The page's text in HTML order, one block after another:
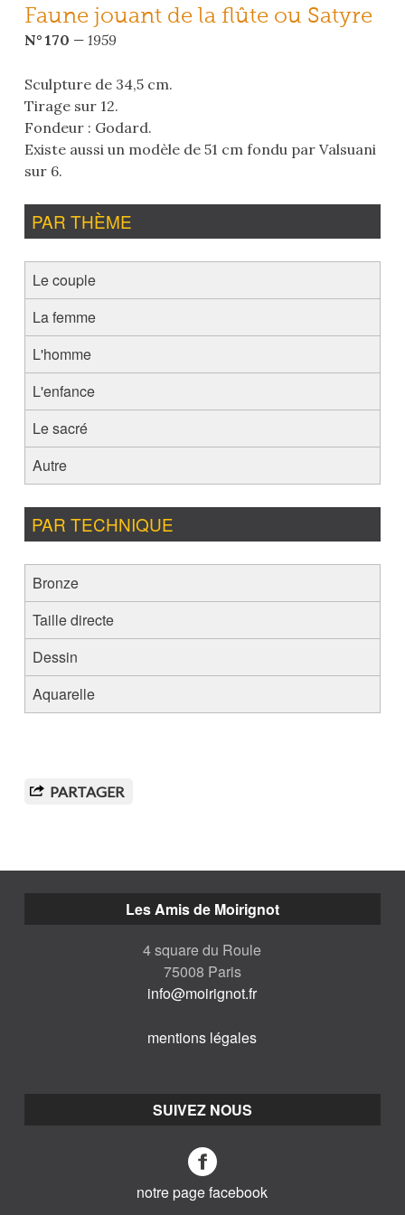
Faune jouant de la flûte ou Satyre
N° 170 — 1959
Sculpture de 34,5 cm.
Tirage sur 12.
Fondeur : Godard.
Existe aussi un modèle de 51 cm fondu par Valsuani
sur 6.
PAR THÈME
Le couple
La femme
L'homme
L'enfance
Le sacré
Autre
PAR TECHNIQUE
Bronze
Taille directe
Dessin
Aquarelle
PARTAGER
Les Amis de Moirignot
4 square du Roule
75008 Paris
info@moirignot.fr
mentions légales
SUIVEZ NOUS
notre page facebook